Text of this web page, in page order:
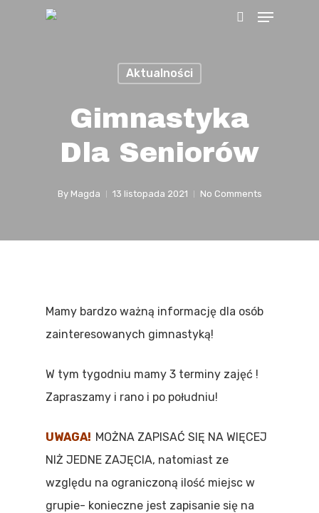
Menu
Aktualności
Gimnastyka
Dla Seniorów
By Magda 13 listopada 2021 No Comments
Mamy bardzo ważną informację dla osób
zainteresowanych gimnastyką!
W tym tygodniu mamy 3 terminy zajęć !
Zapraszamy i rano i po południu!
UWAGA! MOŻNA ZAPISAĆ SIĘ NA WIĘCEJ
NIŻ JEDNE ZAJĘCIA, natomiast ze
względu na ograniczoną ilość miejsc w
grupie- konieczne jest zapisanie się na